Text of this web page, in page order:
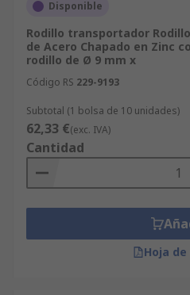
Disponible
Rodillo transportador
de Acero Chapado en Zinc
rodillo de Ø 9 mm x
Código RS 229-9193
Subtotal (1 bolsa de 10 unidades)
62,33 €(exc. IVA)
Cantidad
Hoja